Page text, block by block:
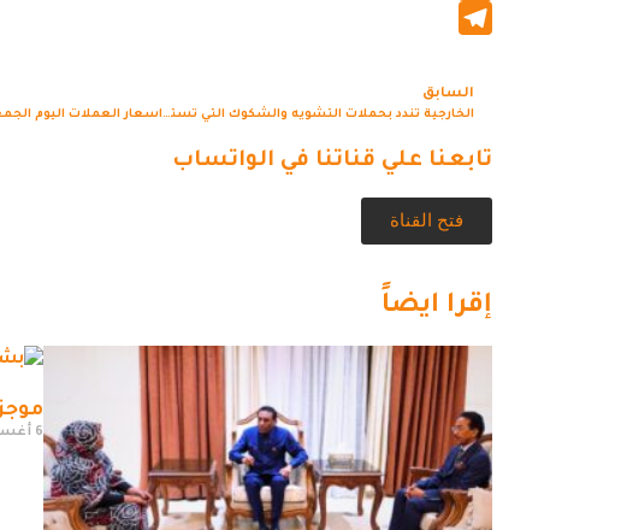
WhatsApp
السابق
الخارجية تندد بحملات التشويه والشكوك التي تستهدف استضافة قطر للمونديال
تابعنا علي قناتنا في الواتساب
فتح القناة
إقرا ايضاً
6 أغسطس، 2026